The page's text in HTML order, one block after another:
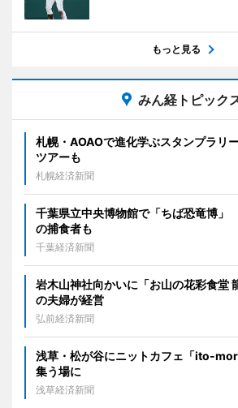
もっと見る
みん経トピック
札幌・AOAOで進化学ぶスタンプラリ
ツアーも
札幌経済新聞
千葉県立中央博物館で「ちば恐竜博
の捕食者も
千葉経済新聞
岩木山神社向かいに「お山の花彩食堂
の夫婦が経営
弘前経済新聞
浅草・松が谷にニットカフェ「ito-
集う場に
浅草経済新聞